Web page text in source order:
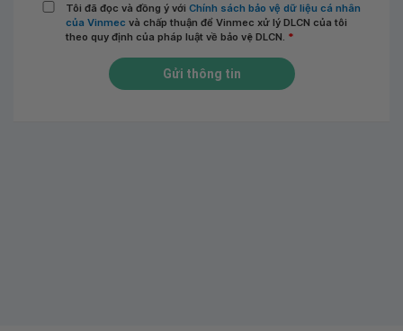
Tôi đã đọc và đồng ý với Chính sách bảo vệ dữ liệu cá nhân
của Vinmec và chấp thuận để Vinmec xử lý DLCN của tôi
theo quy định của pháp luật về bảo vệ DLCN. *
Gửi thông tin